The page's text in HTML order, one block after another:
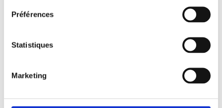
Préférences
Statistiques
Marketing